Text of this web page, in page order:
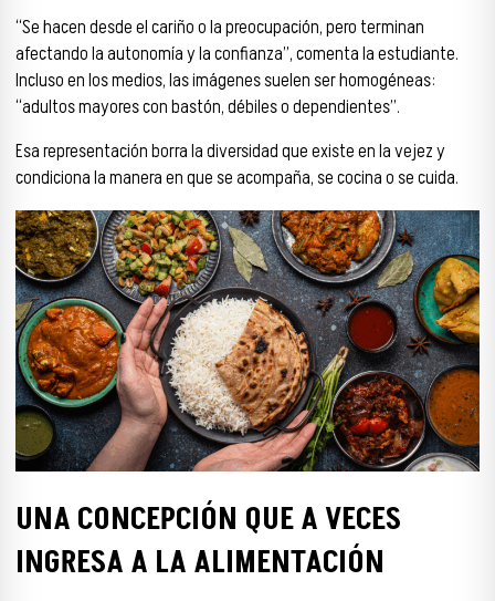
“Se hacen desde el cariño o la preocupación, pero terminan
afectando la autonomía y la confianza”, comenta la estudiante.
Incluso en los medios, las imágenes suelen ser homogéneas:
“adultos mayores con bastón, débiles o dependientes”.
Esa representación borra la diversidad que existe en la vejez y
condiciona la manera en que se acompaña, se cocina o se cuida.
UNA CONCEPCIÓN QUE A VECES
INGRESA A LA ALIMENTACIÓN